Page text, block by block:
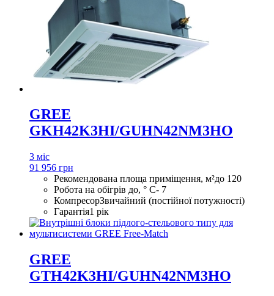
GREE
GKH42K3HI/GUHN42NM3HO
3 міс
91 956 грн
Рекомендована площа приміщення, м²до 120
Робота на обігрів до, ° С- 7
КомпресорЗвичайний (постійної потужності)
Гарантія1 рік
GREE
GTH42K3HI/GUHN42NM3HO